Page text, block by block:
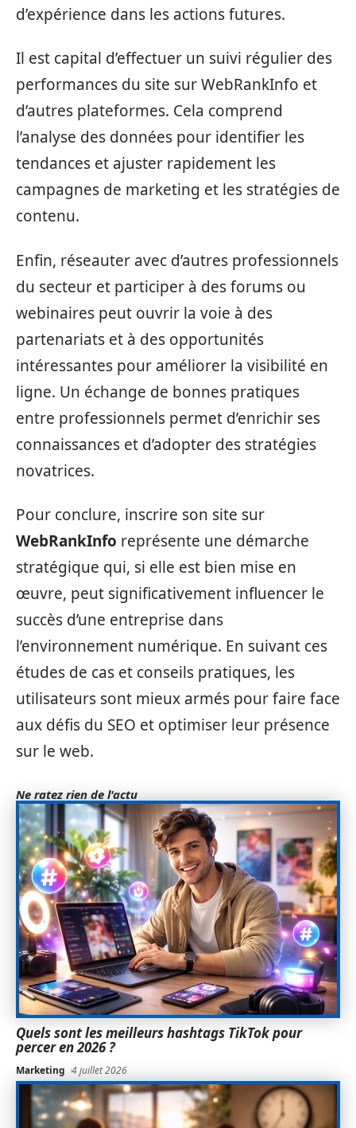
d’expérience dans les actions futures.
Il est capital d’effectuer un suivi régulier des
performances du site sur WebRankInfo et
d’autres plateformes. Cela comprend
l’analyse des données pour identifier les
tendances et ajuster rapidement les
campagnes de marketing et les stratégies de
contenu.
Enfin, réseauter avec d’autres professionnels
du secteur et participer à des forums ou
webinaires peut ouvrir la voie à des
partenariats et à des opportunités
intéressantes pour améliorer la visibilité en
ligne. Un échange de bonnes pratiques
entre professionnels permet d’enrichir ses
connaissances et d’adopter des stratégies
novatrices.
Pour conclure, inscrire son site sur
WebRankInfo représente une démarche
stratégique qui, si elle est bien mise en
œuvre, peut significativement influencer le
succès d’une entreprise dans
l’environnement numérique. En suivant ces
études de cas et conseils pratiques, les
utilisateurs sont mieux armés pour faire face
aux défis du SEO et optimiser leur présence
sur le web.
Ne ratez rien de l'actu
Quels sont les meilleurs hashtags TikTok pour
percer en 2026 ?
Marketing 4 juillet 2026